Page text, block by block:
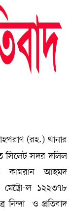
(রহ.) থানার
সিলেট সদর দলিল
কামরান আহমদ
মেট্রো-ল ১২২৩৭৮
নিন্দা ও প্রতিবাদ